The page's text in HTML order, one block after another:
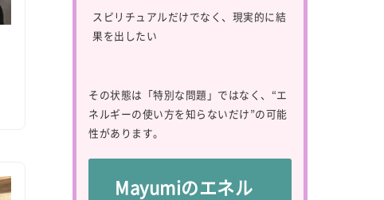
スピリチュアルだけでなく、現実的に結
果を出したい
その状態は「特別な問題」ではなく、“エ
ネルギーの使い方を知らないだけ”の可能
性があります。
Mayumiのエネル